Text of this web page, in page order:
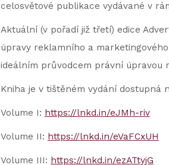
celosvětové publikace vydávané v
Aktuální (v pořadí již třetí) edice
úpravy reklamního a
ideálním průvodcem právní úpravou
Kniha je v tištěném vydání dostupná
Volume I: https://lnkd.in/eJMh-riv
Volume II: https://lnkd.in/eVaFCxUH
Volume III: https://lnkd.in/ezATtyjG